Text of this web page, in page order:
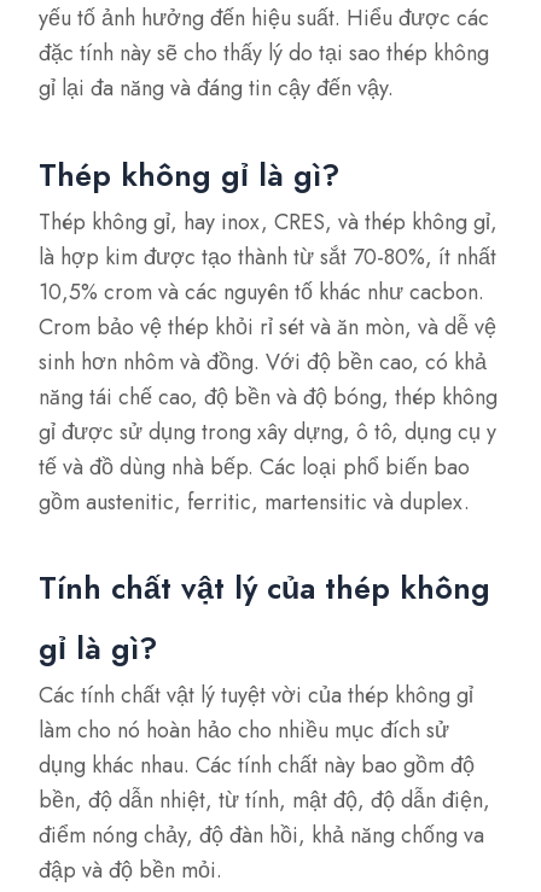
yếu tố ảnh hưởng đến hiệu suất. Hiểu được các
đặc tính này sẽ cho thấy lý do tại sao thép không
gỉ lại đa năng và đáng tin cậy đến vậy.
Thép không gỉ là gì?
Thép không gỉ, hay inox, CRES, và thép không gỉ,
là hợp kim được tạo thành từ sắt 70-80%, ít nhất
10,5% crom và các nguyên tố khác như cacbon.
Crom bảo vệ thép khỏi rỉ sét và ăn mòn, và dễ vệ
sinh hơn nhôm và đồng. Với độ bền cao, có khả
năng tái chế cao, độ bền và độ bóng, thép không
gỉ được sử dụng trong xây dựng, ô tô, dụng cụ y
tế và đồ dùng nhà bếp. Các loại phổ biến bao
gồm austenitic, ferritic, martensitic và duplex.
Tính chất vật lý của thép không
gỉ là gì?
Các tính chất vật lý tuyệt vời của thép không gỉ
làm cho nó hoàn hảo cho nhiều mục đích sử
dụng khác nhau. Các tính chất này bao gồm độ
bền, độ dẫn nhiệt, từ tính, mật độ, độ dẫn điện,
điểm nóng chảy, độ đàn hồi, khả năng chống va
đập và độ bền mỏi.